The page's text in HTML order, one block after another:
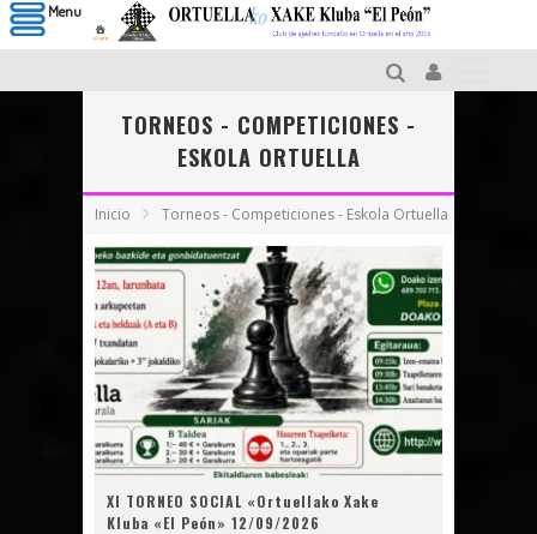
TORNEOS - COMPETICIONES -
ESKOLA ORTUELLA
Inicio Torneos - Competiciones - Eskola Ortuella
XI TORNEO SOCIAL «Ortuellako Xake
Kluba «El Peón» 12/09/2026
Menu